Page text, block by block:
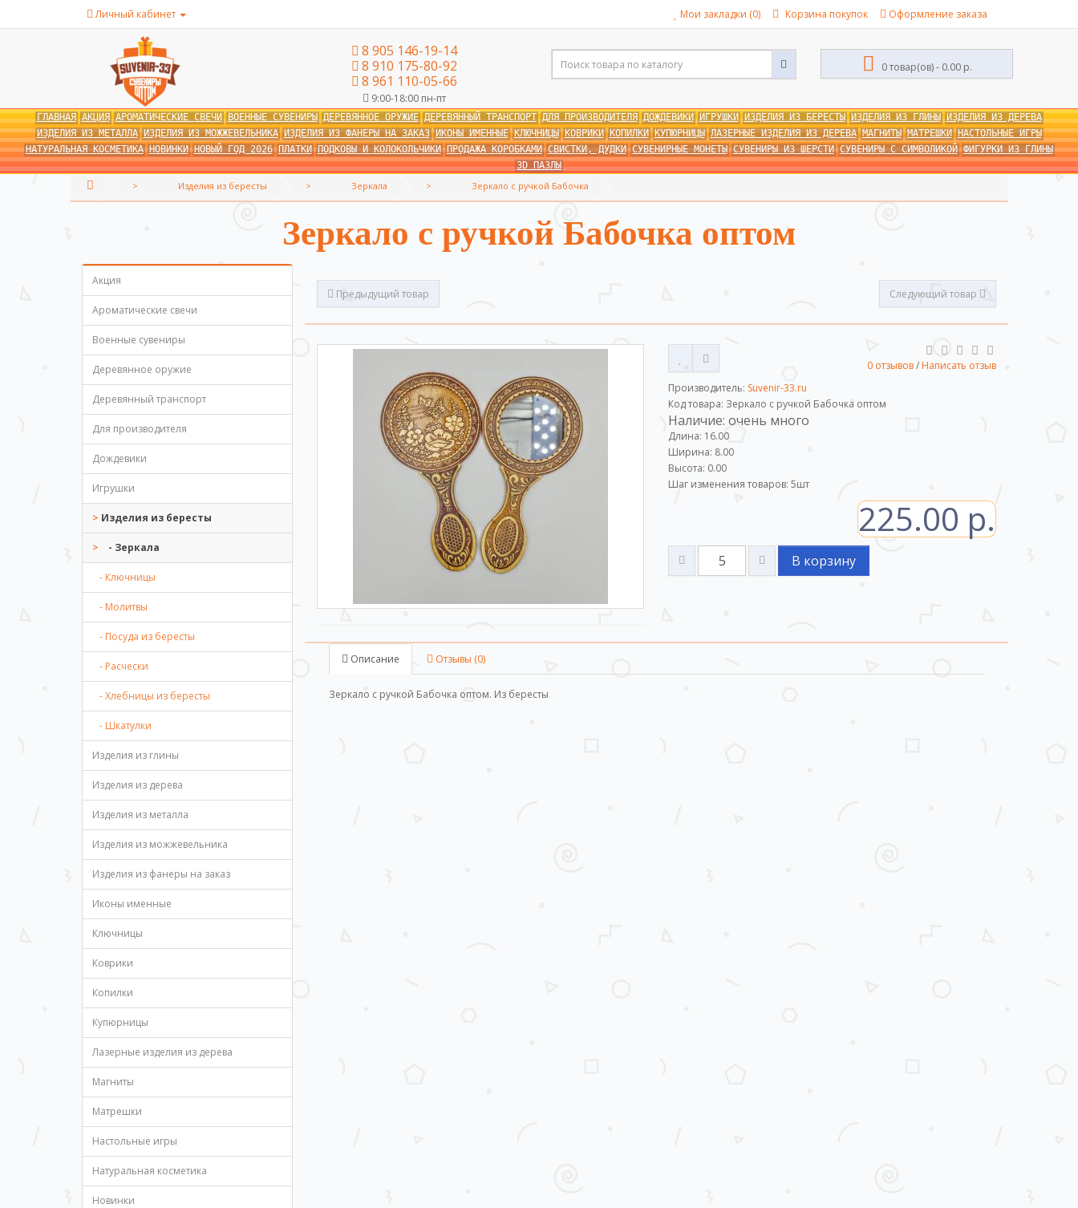
Личный кабинет Мои закладки (0) Корзина покупок Оформление заказа
8 905 146-19-14
8 910 175-80-92
8 961 110-05-66
9:00-18:00 пн-пт
0 товар(ов) - 0.00 р.
ГЛАВНАЯ АКЦИЯ АРОМАТИЧЕСКИЕ СВЕЧИ ВОЕННЫЕ СУВЕНИРЫ ДЕРЕВЯННОЕ ОРУЖИЕ ДЕРЕВЯННЫЙ ТРАНСПОРТ ДЛЯ ПРОИЗВОДИТЕЛЯ ДОЖДЕВИКИ ИГРУШКИ ИЗДЕЛИЯ ИЗ БЕРЕСТЫ ИЗДЕЛИЯ ИЗ ГЛИНЫ
ИЗДЕЛИЯ ИЗ ДЕРЕВА
ИЗДЕЛИЯ ИЗ МЕТАЛЛА ИЗДЕЛИЯ ИЗ МОЖЖЕВЕЛЬНИКА ИЗДЕЛИЯ ИЗ ФАНЕРЫ НА ЗАКАЗ ИКОНЫ ИМЕННЫЕ КЛЮЧНИЦЫ КОВРИКИ КОПИЛКИ КУПЮРНИЦЫ ЛАЗЕРНЫЕ ИЗДЕЛИЯ ИЗ ДЕРЕВА МАГНИТЫ МАТРЕШКИ НАСТОЛЬНЫЕ ИГРЫ
НАТУРАЛЬНАЯ КОСМЕТИКА НОВИНКИ НОВЫЙ ГОД 2026 ПЛАТКИ ПОДКОВЫ И КОЛОКОЛЬЧИКИ ПРОДАЖА КОРОБКАМИ СВИСТКИ, ДУДКИ СУВЕНИРНЫЕ МОНЕТЫ СУВЕНИРЫ ИЗ ШЕРСТИ СУВЕНИРЫ С СИМВОЛИКОЙ ФИГУРКИ ИЗ ГЛИНЫ
3D ПАЗЛЫ
Изделия из бересты Зеркала Зеркало с ручкой Бабочка
Зеркало с ручкой Бабочка оптом
Акция
Ароматические свечи
Военные сувениры
Деревянное оружие
Деревянный транспорт
Для производителя
Дождевики
Игрушки
Изделия из бересты
- Зеркала
- Ключницы
- Молитвы
- Посуда из бересты
- Расчески
- Хлебницы из бересты
- Шкатулки
Изделия из глины
Изделия из дерева
Изделия из металла
Изделия из можжевельника
Изделия из фанеры на заказ
Иконы именные
Ключницы
Коврики
Копилки
Купюрницы
Лазерные изделия из дерева
Магниты
Матрешки
Настольные игры
Натуральная косметика
Новинки
Предыдущий товар Следующий товар
0 отзывов/ Написать отзыв
Производитель: Suvenir-33.ru
Код товара: Зеркало с ручкой Бабочка оптом
Наличие: очень много
Длина: 16.00
Ширина: 8.00
Высота: 0.00
Шаг изменения товаров:5шт
225.00 р.
В корзину
Описание Отзывы (0)
Зеркало с ручкой Бабочка оптом. Из бересты